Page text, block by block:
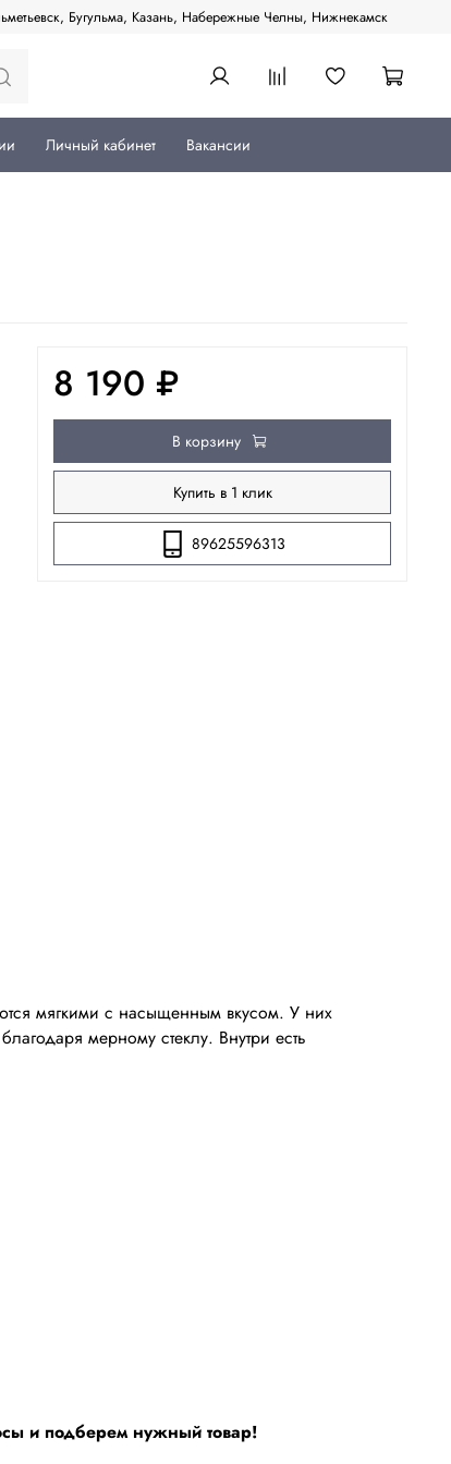
Бугульма, Казань, Набережные Челны, Нижнекамск
Личный кабинет
Вакансии
8 190 ₽
В корзину
Купить в 1 клик
89625596313
мягкими с насыщенным вкусом. У них
мерному стеклу. Внутри есть
и подберем нужный товар!